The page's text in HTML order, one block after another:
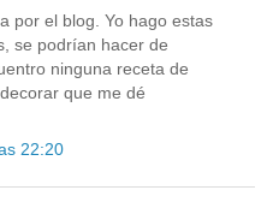
por el blog. Yo hago estas
se podrían hacer de
ninguna receta de
que me dé
22:20